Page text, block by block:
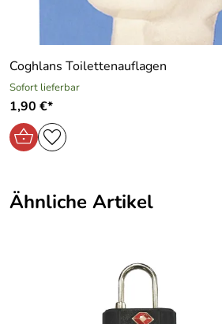
Coghlans Toilettenauflagen
Sofort lieferbar
1,90 €*
Ähnliche Artikel